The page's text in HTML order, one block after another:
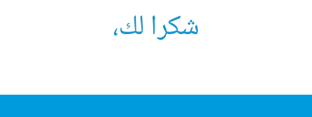
شكرا لك،